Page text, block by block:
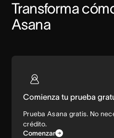
Transforma
Asana
Comienza tu prueba
Prueba Asana gratis. No
crédito.
Comenzar